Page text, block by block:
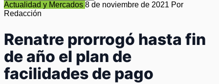
Actualidad y Mercados 8 de noviembre de 2021 Por
Redacción
Renatre prorrogó hasta fin
de año el plan de
facilidades de pago